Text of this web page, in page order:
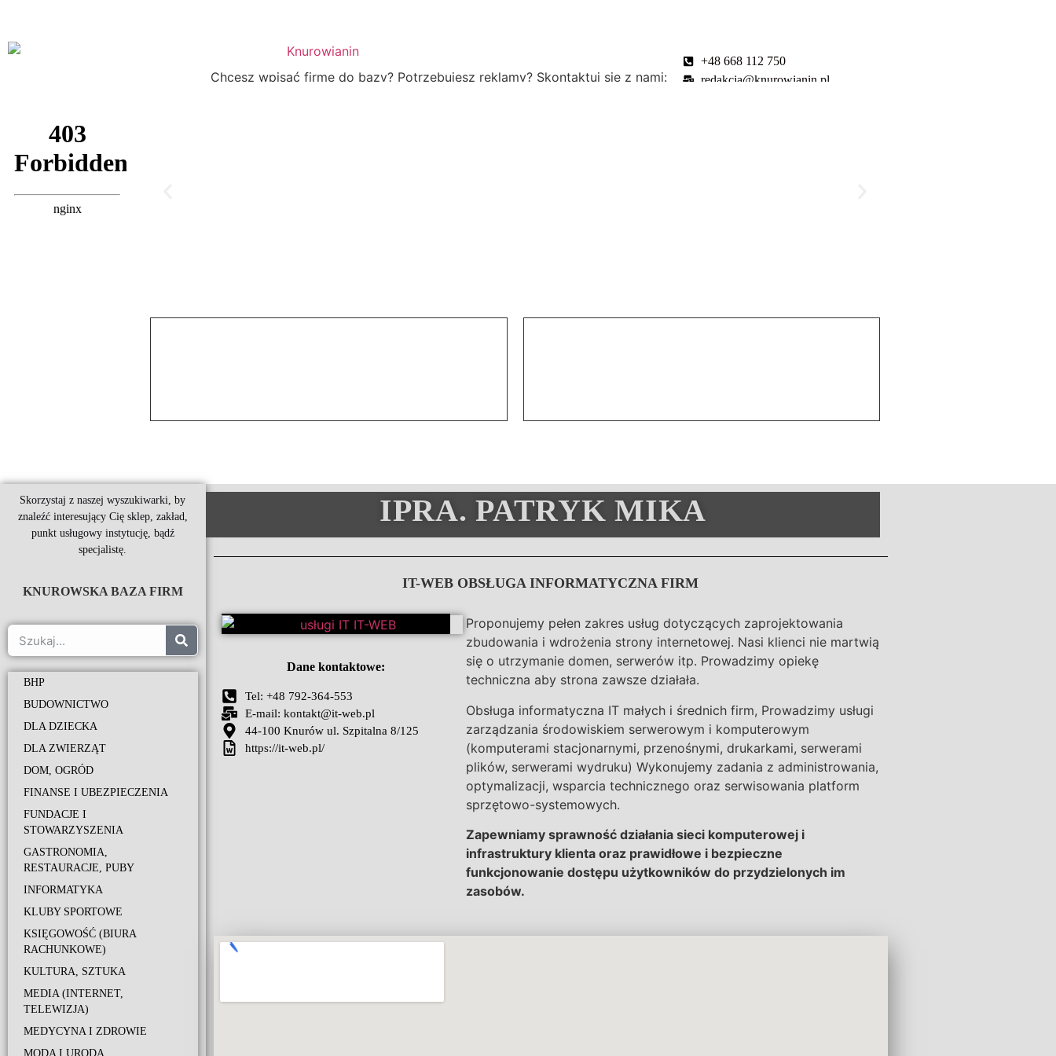
Chcesz wpisać firmę do bazy? Potrzebujesz reklamy? Skontaktuj się z nami:
+48 668 112 750
redakcja@knurowianin.pl
Skorzystaj z naszej wyszukiwarki, by
znaleźć interesujący Cię sklep, zakład,
punkt usługowy instytucję, bądź
specjalistę.
KNUROWSKA BAZA FIRM
BHP
BUDOWNICTWO
DLA DZIECKA
DLA ZWIERZĄT
DOM, OGRÓD
FINANSE I UBEZPIECZENIA
FUNDACJE I
STOWARZYSZENIA
GASTRONOMIA,
RESTAURACJE, PUBY
INFORMATYKA
KLUBY SPORTOWE
KSIĘGOWOŚĆ (BIURA
RACHUNKOWE)
KULTURA, SZTUKA
MEDIA (INTERNET,
TELEWIZJA)
MEDYCYNA I ZDROWIE
MODA I URODA
IPRA. PATRYK MIKA
IT-WEB OBSŁUGA INFORMATYCZNA FIRM
Dane kontaktowe:
Tel: +48 792-364-553
E-mail: kontakt@it-web.pl
44-100 Knurów ul. Szpitalna 8/125
https://it-web.pl/
Proponujemy pełen zakres usług dotyczących zaprojektowania
zbudowania i wdrożenia strony internetowej. Nasi klienci nie martwią
się o utrzymanie domen, serwerów itp. Prowadzimy opiekę
techniczna aby strona zawsze działała.
Obsługa informatyczna IT małych i średnich firm, Prowadzimy usługi
zarządzania środowiskiem serwerowym i komputerowym
(komputerami stacjonarnymi, przenośnymi, drukarkami, serwerami
plików, serwerami wydruku) Wykonujemy zadania z administrowania,
optymalizacji, wsparcia technicznego oraz serwisowania platform
sprzętowo-systemowych.
Zapewniamy sprawność działania sieci komputerowej i
infrastruktury klienta oraz prawidłowe i bezpieczne
funkcjonowanie dostępu użytkowników do przydzielonych im
zasobów.